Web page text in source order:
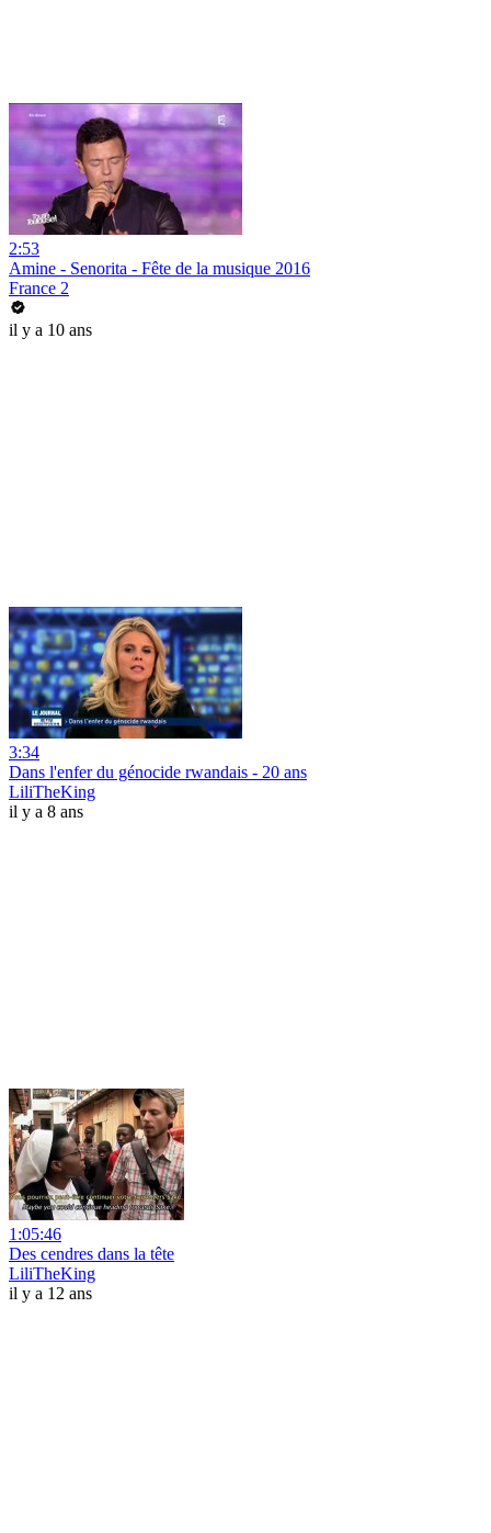
2:53
Amine - Senorita - Fête de la musique 2016
France 2
il y a 10 ans
3:34
Dans l'enfer du génocide rwandais - 20 ans
LiliTheKing
il y a 8 ans
1:05:46
Des cendres dans la tête
LiliTheKing
il y a 12 ans